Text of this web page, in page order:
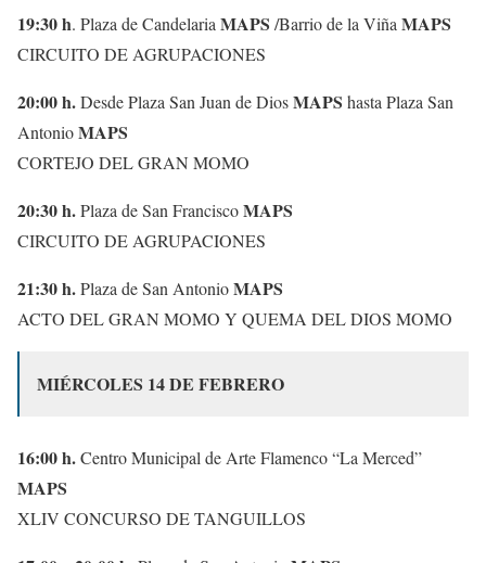
19:30 h. Plaza de Candelaria MAPS /Barrio de la Viña MAPS
CIRCUITO DE AGRUPACIONES
20:00 h.Desde Plaza San Juan de DiosMAPS hasta Plaza San
AntonioMAPS
CORTEJO DEL GRAN MOMO
20:30 h.Plaza de San FranciscoMAPS
CIRCUITO DE AGRUPACIONES
21:30 h.Plaza de San AntonioMAPS
ACTO DEL GRAN MOMO Y QUEMA DEL DIOS MOMO
MIÉRCOLES 14 DE FEBRERO
16:00 h.Centro Municipal de Arte Flamenco “La Merced”
MAPS
XLIV CONCURSO DE TANGUILLOS